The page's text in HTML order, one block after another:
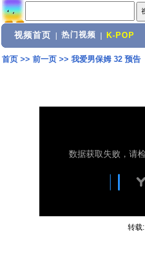
视频首页 热门视频 K-POP
首页>> 前一页>> 我爱男保姆 32 预告
转载: